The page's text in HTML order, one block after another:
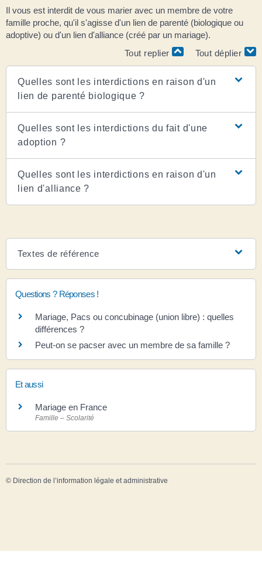
Il vous est interdit de vous marier avec un membre de votre
famille proche, qu'il s'agisse d'un lien de parenté (biologique ou
adoptive) ou d'un lien d'alliance (créé par un mariage).
Tout replier
Tout déplier
Quelles sont les interdictions en raison d'un
lien de parenté biologique ?
Quelles sont les interdictions du fait d'une
adoption ?
Quelles sont les interdictions en raison d'un
lien d'alliance ?
Textes de référence
Questions ? Réponses !
Mariage, Pacs ou concubinage (union libre) : quelles
différences ?
Peut-on se pacser avec un membre de sa famille ?
Et aussi
Mariage en France
Famille – Scolarité
© Direction de l’information légale et administrative